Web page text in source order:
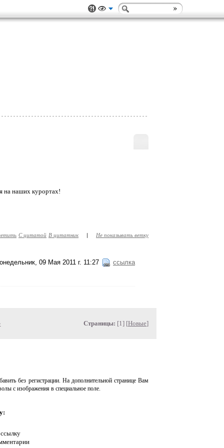
на наших курортах!
С цитатой В цитатник | Не показывать ветку
09 Мая 2011 г. 11:27 ссылка
Страницы: [1] [Новые]
без регистрации. На дополнительной странице Вам
с изображения в специальное поле.